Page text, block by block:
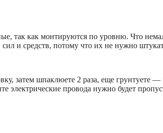
так как монтируются по уровню. Что
и средств, потому что их не нужно
затем шпаклюете 2 раза, еще
электрические провода нужно будет